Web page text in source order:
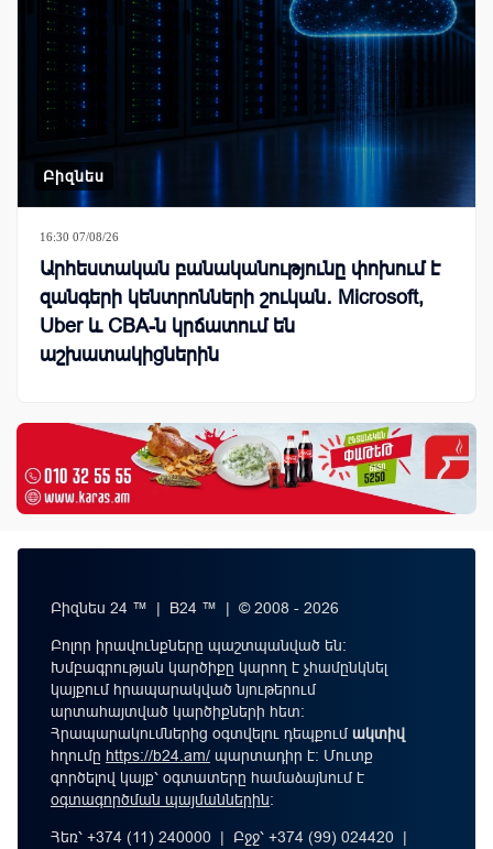
Բիզնես
16:30 07/08/26
Արհեստական բանականությունը փոխում է
զանգերի կենտրոնների շուկան․ Microsoft,
Uber և CBA-ն կրճատում են
աշխատակիցներին
Բիզնես 24 ™ | B24 ™ | © 2008 - 2026
Բոլոր իրավունքները պաշտպանված են:
Խմբագրության կարծիքը կարող է չհամընկնել
կայքում հրապարակված նյութերում
արտահայտված կարծիքների հետ:
Հրապարակումներից օգտվելու դեպքումակտիվ
հղումը https://b24.am/ պարտադիր է: Մուտք
գործելով կայք՝ օգտատերը համաձայնում է
օգտագործման պայմաններին։
Հեռ՝ +374 (11) 240000 | Բջջ՝ +374 (99) 024420 |